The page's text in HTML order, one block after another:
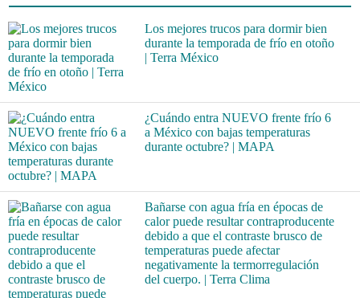
Los mejores trucos para dormir bien
durante la temporada de frío en otoño
| Terra México
¿Cuándo entra NUEVO frente frío 6
a México con bajas temperaturas
durante octubre? | MAPA
Bañarse con agua fría en épocas de
calor puede resultar contraproducente
debido a que el contraste brusco de
temperaturas puede afectar
negativamente la termorregulación
del cuerpo. | Terra Clima